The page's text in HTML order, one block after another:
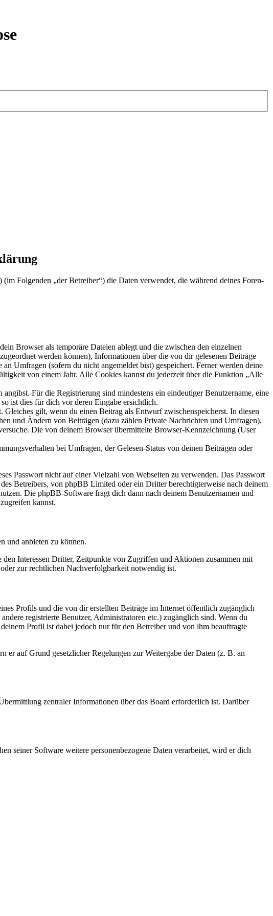
Folgenden „der Betreiber“) die Daten verwendet, die während deines Foren-
Browser als temporäre Dateien ablegt und die zwischen den einzelnen
werden können), Informationen über die von dir gelesenen Beiträge
Umfragen (sofern du nicht angemeldet bist) gespeichert. Ferner werden deine
von einem Jahr. Alle Cookies kannst du jederzeit über die Funktion „Alle
Für die Registrierung sind mindestens ein eindeutiger Benutzername, eine
ist dies für dich vor deren Eingabe ersichtlich.
gilt, wenn du einen Beitrag als Entwurf zwischenspeicherst. In diesen
und Ändern von Beiträgen (dazu zählen Private Nachrichten und Umfragen),
Die von deinem Browser übermittelte Browser-Kennzeichnung (User
bei Umfragen, der Gelesen-Status von deinen Beiträgen oder
Passwort nicht auf einer Vielzahl von Webseiten zu verwenden. Das Passwort
Betreibers, von phpBB Limited oder ein Dritter berechtigterweise nach deinem
Die phpBB-Software fragt dich dann nach deinem Benutzernamen und
kannst.
und anbieten zu können.
Interessen Dritter, Zeitpunkte von Zugriffen und Aktionen zusammen mit
zur rechtlichen Nachverfolgbarkeit notwendig ist.
Profils und die von dir erstellten Beiträge im Internet öffentlich zugänglich
registrierte Benutzer, Administratoren etc.) zugänglich sind. Wenn du
Profil ist dabei jedoch nur für den Betreiber und von ihm beauftragte
auf Grund gesetzlicher Regelungen zur Weitergabe der Daten (z. B. an
zentraler Informationen über das Board erforderlich ist. Darüber
seiner Software weitere personenbezogene Daten verarbeitet, wird er dich